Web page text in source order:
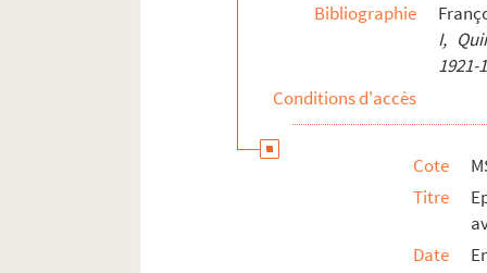
Bibliographie
I,
1921-
Conditions d'accès
Cote
Titre
Date